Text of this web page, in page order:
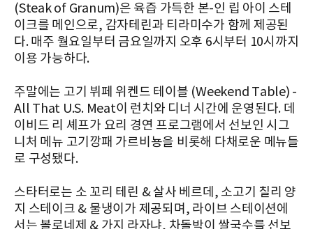
(Steak of Granum)은 육즙 가득한 본-인 립 아이 스테
이크를 메인으로, 감자테린과 티라미수가 함께 제공된
다. 매주 월요일부터 금요일까지 오후 6시부터 10시까지
이용 가능하다.
주말에는 고기 뷔페 위켄드 테이블 (Weekend Table) -
All That U.S. Meat이 런치와 디너 시간에 운영된다. 데
이비드 리 셰프가 요리 경연 프로그램에서 선보인 시그
니처 메뉴 고기깡패 가르비뇽을 비롯해 다채로운 메뉴들
로 구성됐다.
스타터로는 소 꼬리 테린 & 살사 베르데, 소고기 칠리 양
지 스테이크 & 물냉이가 제공되며, 라이브 스테이션에
서는 볼로네제 & 가지 라자냐, 차돌박이 쌀국수를 선보